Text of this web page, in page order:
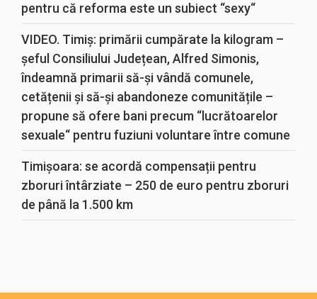
pentru că reforma este un subiect “sexy“
VIDEO. Timiș: primării cumpărate la kilogram –
șeful Consiliului Județean, Alfred Simonis,
îndeamnă primarii să-și vândă comunele,
cetățenii și să-și abandoneze comunitățile –
propune să ofere bani precum “lucrătoarelor
sexuale“ pentru fuziuni voluntare între comune
Timișoara: se acordă compensații pentru
zboruri întârziate – 250 de euro pentru zboruri
de până la 1.500 km